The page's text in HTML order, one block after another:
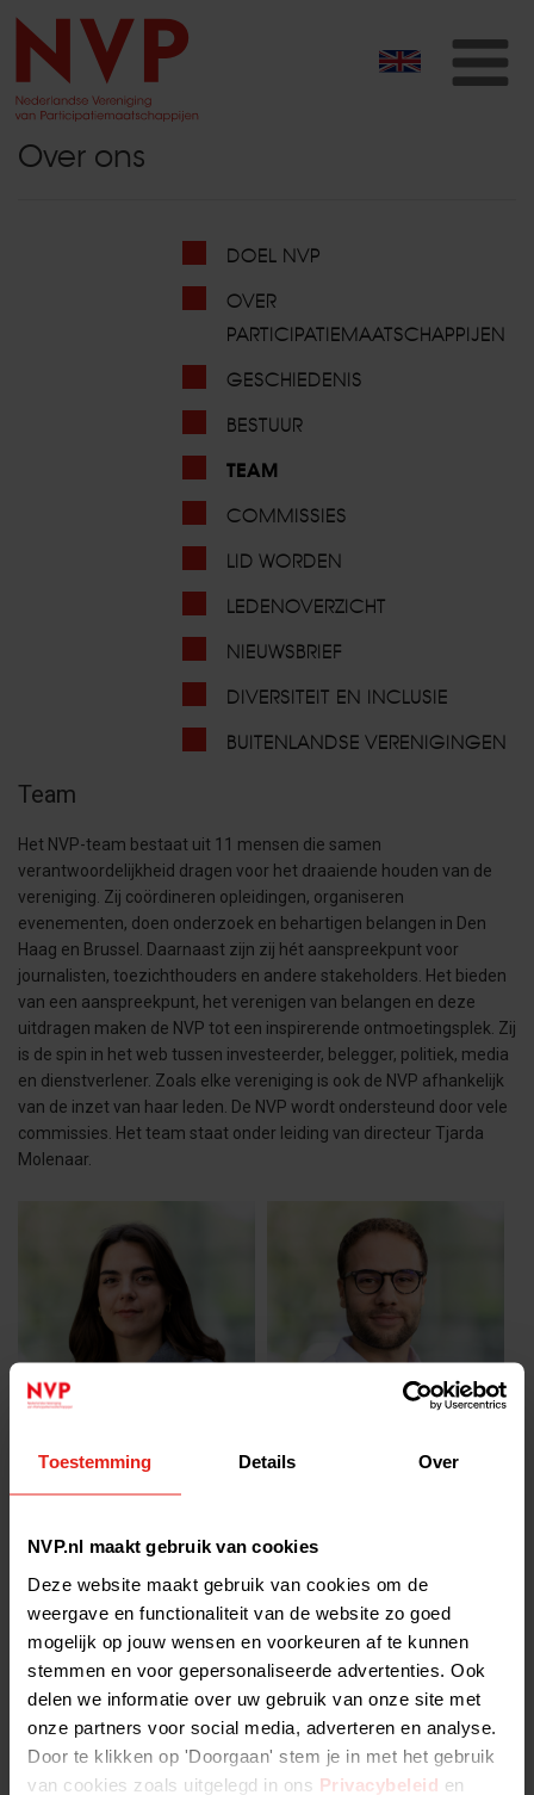
Toestemming Details Over
NVP.nl maakt gebruik van cookies
Deze website maakt gebruik van cookies om de
weergave en functionaliteit van de website zo goed
mogelijk op jouw wensen en voorkeuren af te kunnen
stemmen en voor gepersonaliseerde advertenties. Ook
delen we informatie over uw gebruik van onze site met
onze partners voor social media, adverteren en analyse.
Door te klikken op 'Doorgaan' stem je in met het gebruik
van cookies zoals uitgelegd in ons Privacybeleid en
Over ons
DOEL NVP
OVER
PARTICIPATIEMAATSCHAPPIJEN
GESCHIEDENIS
BESTUUR
TEAM
COMMISSIES
LID WORDEN
LEDENOVERZICHT
NIEUWSBRIEF
DIVERSITEIT EN INCLUSIE
BUITENLANDSE VERENIGINGEN
Team
Het NVP-team bestaat uit 11 mensen die samen
verantwoordelijkheid dragen voor het draaiende houden van de
vereniging. Zij coördineren opleidingen, organiseren
evenementen, doen onderzoek en behartigen belangen in Den
Haag en Brussel. Daarnaast zijn zij hét aanspreekpunt voor
journalisten, toezichthouders en andere stakeholders. Het bieden
van een aanspreekpunt, het verenigen van belangen en deze
uitdragen maken de NVP tot een inspirerende ontmoetingsplek. Zij
is de spin in het web tussen investeerder, belegger, politiek, media
en dienstverlener. Zoals elke vereniging is ook de NVP afhankelijk
van de inzet van haar leden. De NVP wordt ondersteund door vele
commissies. Het team staat onder leiding van directeur Tjarda
Molenaar.
Anna Brom
Caroline Honigh
Coördinator Academy
Jasmin Kamyabi
Policy Advisor Economic Affairs